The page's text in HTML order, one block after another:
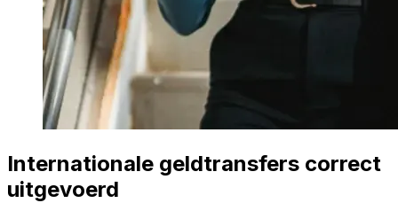
Internationale geldtransfers correct
uitgevoerd